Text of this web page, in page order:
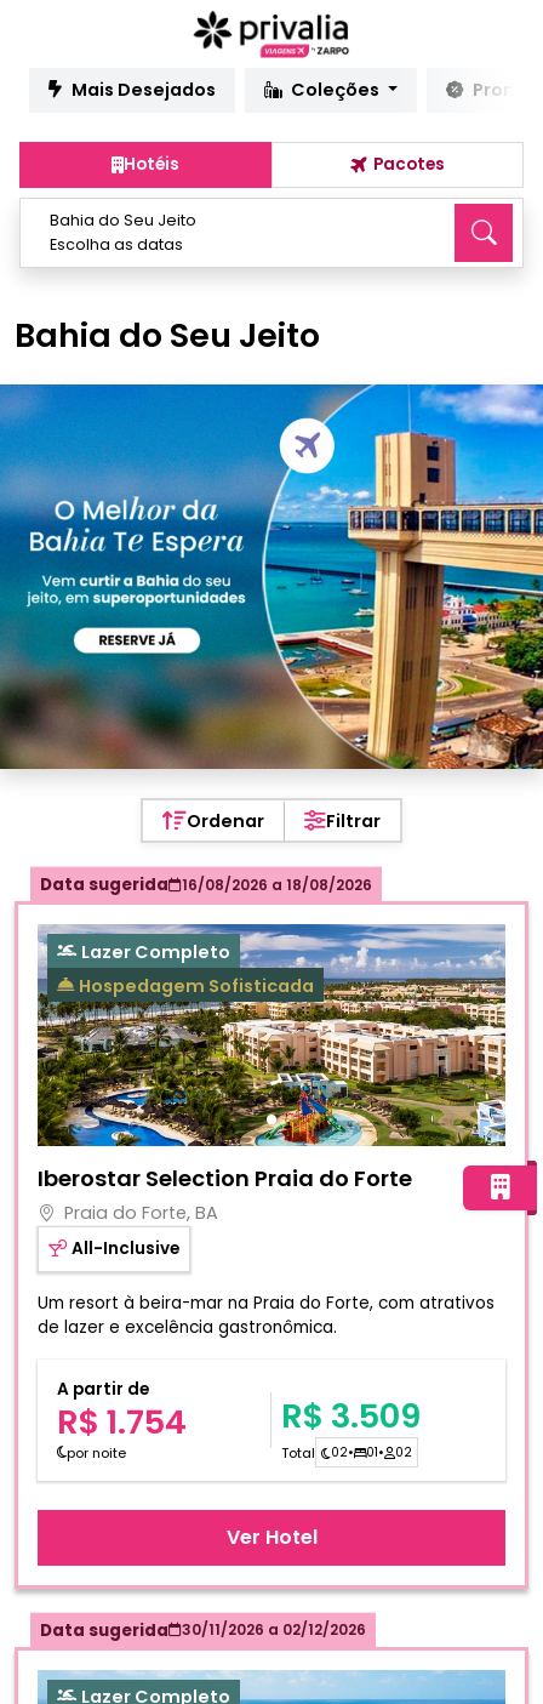
Mais Desejados Coleções
Hotéis Pacotes
Bahia do Seu Jeito
Escolha as datas
Bahia do Seu Jeito
Ordenar Filtrar
Data sugerida 16/08/2026 a 18/08/2026
Lazer Completo
Hospedagem Sofisticada
Iberostar Selection Praia do Forte
Praia do Forte, BA
All-Inclusive
Um resort à beira-mar na Praia do Forte, com atrativos
de lazer e excelência gastronômica.
A partir de
R$ 1.754
por noite
R$ 3.509
Total 02• 01• 02
Ver Hotel
Data sugerida 30/11/2026 a 02/12/2026
Lazer Completo